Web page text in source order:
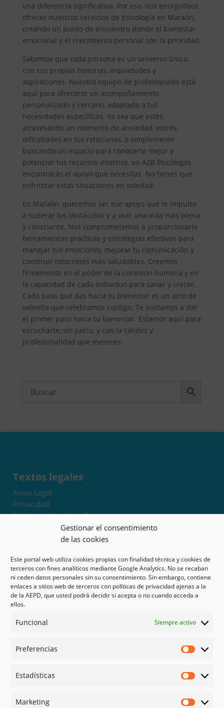
Gestionar el consentimiento
de las cookies
Este portal web utiliza cookies propias con finalidad técnica y cookies de
terceros con fines analíticos mediante Google Analytics. No se recaban
ni ceden datos personales sin su consentimiento. Sin embargo, contiene
enlaces a sitios web de terceros con políticas de privacidad ajenas a la
de la AEPD, que usted podrá decidir si acepta o no cuando acceda a
ellos.
Funcional Siempre activo
Preferencias
Estadísticas
Marketing
una diferencia significativa. Por eso, nos enorgullece
ofrecer nuestros servicios de psicología en Maraón,
creando un punto de encuentro donde el bienestar
emocional y el crecimiento personal son la prioridad.
Sabemos que cada persona es un universo único,
con sus propias historias, inquietudes y
aspiraciones. Nuestro equipo de profesionales está
aquí para ofrecerte un acompañamiento
personalizado y cercano, adaptado a tus
necesidades específicas. Ya sea que estés
atravesando un momento de ansiedad, estrés,
dificultades en tus relaciones, o simplemente
buscando un espacio para conocerte mejor y
potenciar tus recursos internos, en A2B Psicólogos
encontrarás el apoyo que necesitas. No tienes que
enfrentar estas situaciones en soledad.
En Maraón, queremos ser ese apoyo que te impulse
a superar los obstáculos y a vivir una vida más plena
y consciente. Nos comprometemos a proporcionarte
herramientas prácticas y estrategias efectivas para
manejar tus emociones, mejorar tu comunicación y
construir relaciones más saludables. Creemos
firmemente en el poder de la conexión humana y en
la capacidad de cada individuo para sanar y crecer.
Cada paso que das hacia tu bienestar es un acto de
valentía que celebramos contigo. Te invitamos a dar
el primer paso hacia tu bienestar. Estamos aquí para
escucharte, sin juicio, y con la calidez y
profesionalidad que mereces.
Textos legales
Aviso Legal
Privacidad
Política de Cookies UE
Términos y condiciones
Exoneración de responsabilidad
Mapa del sitio
Mi cuenta
Tienda
Psicología en Murcia
Guías
Redes sociales
Instagram
Linked in